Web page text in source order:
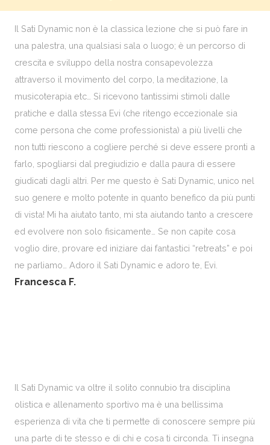
Il Sati Dynamic non è la classica lezione che si può fare in
una palestra, una qualsiasi sala o luogo; è un percorso di
crescita e sviluppo della nostra consapevolezza
attraverso il movimento del corpo, la meditazione, la
musicoterapia etc… Si ricevono tantissimi stimoli dalle
pratiche e dalla stessa Evi (che ritengo eccezionale sia
come persona che come professionista) a più livelli che
non tutti riescono a cogliere perché si deve essere pronti a
farlo, spogliarsi dal pregiudizio e dalla paura di essere
giudicati dagli altri. Per me questo è Sati Dynamic, unico nel
suo genere e molto potente in quanto benefico da più punti
di vista! Mi ha aiutato tanto, mi sta aiutando tanto a crescere
ed evolvere non solo fisicamente… Se non capite cosa
voglio dire, provare ed iniziare dai fantastici “retreats” e poi
ne parliamo… Adoro il Sati Dynamic e adoro te, Evi.
Francesca F.
Il Sati Dynamic va oltre il solito connubio tra disciplina
olistica e allenamento sportivo ma è una bellissima
esperienza di vita che ti permette di conoscere sempre più
una parte di te stesso e di chi e cosa ti circonda. Ti insegna